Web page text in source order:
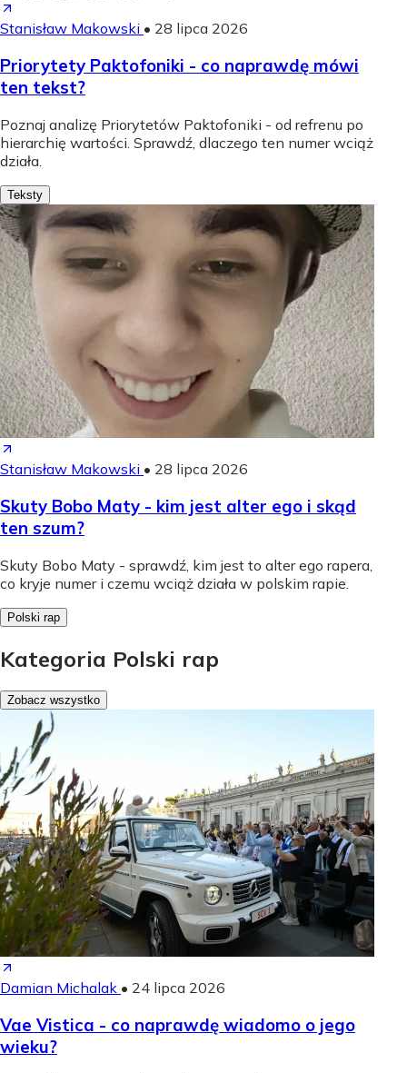
Stanisław Makowski • 28 lipca 2026
Priorytety Paktofoniki - co naprawdę mówi
ten tekst?
Poznaj analizę Priorytetów Paktofoniki - od refrenu po
hierarchię wartości. Sprawdź, dlaczego ten numer wciąż
działa.
Teksty
Stanisław Makowski • 28 lipca 2026
Skuty Bobo Maty - kim jest alter ego i skąd
ten szum?
Skuty Bobo Maty - sprawdź, kim jest to alter ego rapera,
co kryje numer i czemu wciąż działa w polskim rapie.
Polski rap
Kategoria Polski rap
Zobacz wszystko
Damian Michalak • 24 lipca 2026
Vae Vistica - co naprawdę wiadomo o jego
wieku?